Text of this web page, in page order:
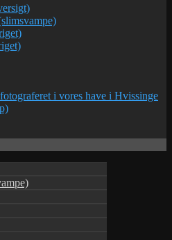
i vores have i Hvissinge